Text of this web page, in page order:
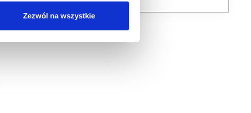
Zezwól na wszystkie